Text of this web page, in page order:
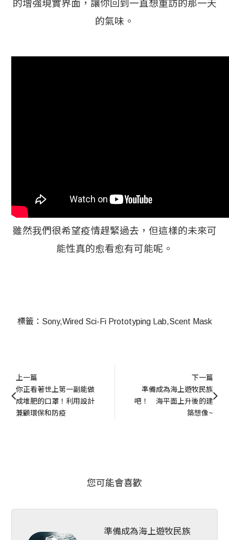
的增強現實界面，讓你回到一直想重訪的那一天
的氣味。
雖然我們很希望疫情趕緊過去，但這樣的未來可
能性真的愈看愈有可能呢。
標籤： Sony Wired Sci-Fi Prototyping Lab Scent Mask
上一篇
你正看著世上第一副能做
成堆肥的口罩！利用設計
兼顧環保和防疫
下一篇
準備成為海上遊牧民族
吧！　海平面上升後的建
築想像~
您可能會喜歡
準備成為海上遊牧民族